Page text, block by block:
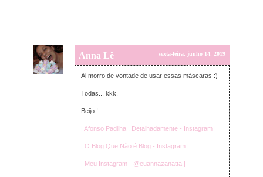
Anna Lê sexta-feira, junho 14, 2019
Ai morro de vontade de usar essas máscaras :)
Todas... kkk.
Beijo !
| Afonso Padilha . Detalhadamente - Instagram |
| O Blog Que Não é Blog - Instagram |
| Meu Instagram - @euannazanatta |